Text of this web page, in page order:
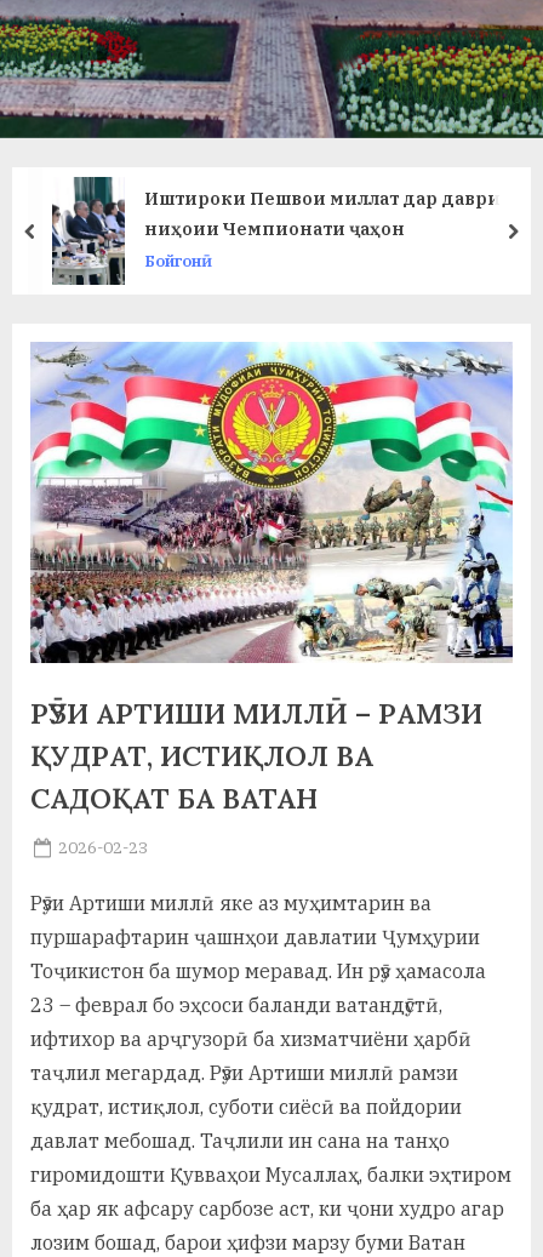
в
л
а
т
и
х
т
а
р
б
а
н
о
м
и
р
Х
у
с
р
а
Иштироки Пешвои миллат дар даври
ниҳоии Чемпионати ҷаҳон
Бойгонӣ
prev
РӮЗИ АРТИШИ МИЛЛӢ – РАМЗИ
ҚУДРАТ, ИСТИҚЛОЛ ВА
САДОҚАТ БА ВАТАН
Posted
2026-02-23
Рӯзи Артиши миллӣ яке аз муҳимтарин ва
пуршарафтарин ҷашнҳои давлатии Ҷумҳурии
Тоҷикистон ба шумор меравад. Ин рӯз ҳамасола
23 – феврал бо эҳсоси баланди ватандӯстӣ,
ифтихор ва арҷгузорӣ ба хизматчиёни ҳарбӣ
таҷлил мегардад. Рӯзи Артиши миллӣ рамзи
қудрат, истиқлол, суботи сиёсӣ ва пойдории
давлат мебошад. Таҷлили ин сана на танҳо
гиромидошти Қувваҳои Мусаллаҳ, балки эҳтиром
ба ҳар як афсару сарбозе аст, ки ҷони худро агар
лозим бошад, барои ҳифзи марзу буми Ватан